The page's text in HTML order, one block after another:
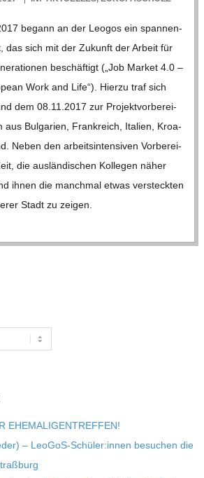
begann an der Leo­gos ein span­nen­
das sich mit der Zukunft der Arbeit für
beschäf­tigt („Job Mar­ket 4.0 –
Work and Life“). Hierzu traf sich
dem 08.11.2017 zur Pro­jekt­vor­be­rei­
aus Bul­ga­rien, Frank­reich, Ita­lien, Kroa­
Neben den arbeits­in­ten­si­ven Vor­be­rei­
die aus­län­di­schen Kol­le­gen näher
ihnen die manch­mal etwas ver­steck­ten
Stadt zu zei­gen.
EHEMALIGENTREFFEN!
– LeoGoS-Schüler:innen besu­chen die